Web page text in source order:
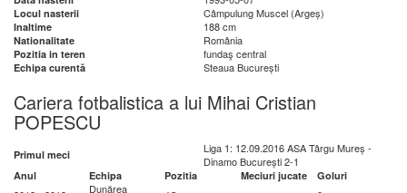
Locul nasterii Câmpulung Muscel (Argeș)
Inaltime 188 cm
Nationalitate România
Pozitia in teren fundaş central
Echipa curentă Steaua București
Cariera fotbalistica a lui Mihai Cristian
POPESCU
Primul meci
Liga 1: 12.09.2016 ASA Târgu Mureș -
Dinamo București 2-1
Anul Echipa Pozitia Meciuri jucate Goluri
Dunărea